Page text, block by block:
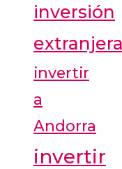
inversión
extranjera
invertir
a
Andorra
invertir